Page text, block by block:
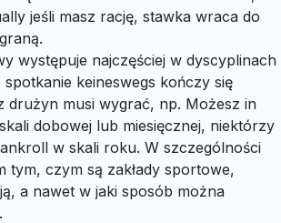
jeśli masz rację, stawka wraca do
występuje najczęściej w dyscyplinach
keineswegs kończy się
drużyn musi wygrać, np. Możesz in
dobowej lub miesięcznej, niektórzy
w skali roku. W szczególności
tym, czym są zakłady sportowe,
a nawet w jaki sposób można